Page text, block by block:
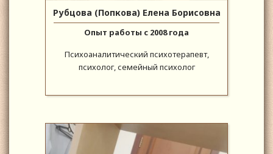
Рубцова (Попкова) Елена Борисовна
Опыт работы с 2008 года
Психоаналитический психотерапевт,
психолог, семейный психолог